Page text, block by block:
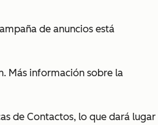
de anuncios está
Más información sobre la
de Contactos, lo que dará lugar